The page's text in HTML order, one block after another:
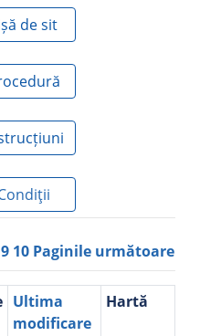
de sit
9 10 Paginile următoare
Ultima
modificare
Hartă